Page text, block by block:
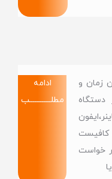
زمان و
دستگاه
کافیست
خواست
ادامه
مطلــــــــــــب